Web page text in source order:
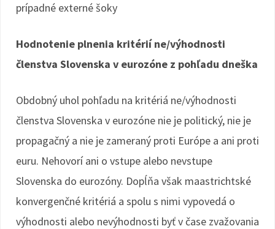
prípadné externé šoky
Hodnotenie plnenia kritérií ne/výhodnosti
členstva Slovenska v eurozóne z pohľadu dneška
Obdobný uhol pohľadu na kritériá ne/výhodnosti
členstva Slovenska v eurozóne nie je politický, nie je
propagačný a nie je zameraný proti Európe a ani proti
euru. Nehovorí ani o vstupe alebo nevstupe
Slovenska do eurozóny. Dopĺňa však maastrichtské
konvergenčné kritériá a spolu s nimi vypovedá o
výhodnosti alebo nevýhodnosti byť v čase zvažovania